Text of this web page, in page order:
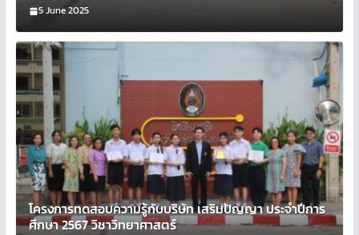
5 June 2025
โครงการทดสอบความรู้กับบริษัท เสริมปัญญา ประจำปีการ
ศึกษา 2567 วิชาวิทยาศาสตร์